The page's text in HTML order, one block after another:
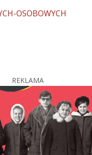
OSOBOWYCH
REKLAMA